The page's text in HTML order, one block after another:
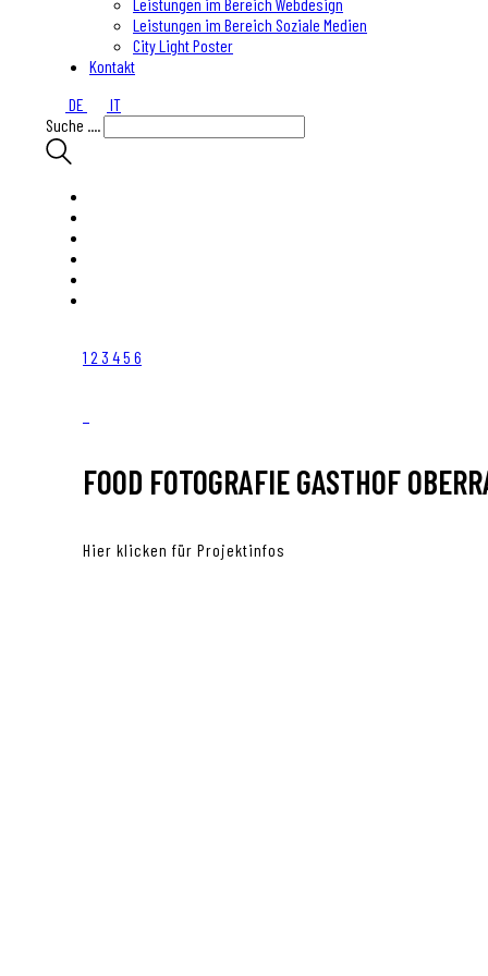
Leistungen im Bereich Soziale Medien
City Light Poster
Kontakt
DE
IT
Suche ....
1 2 3 45 6
FOOD FOTOGRAFIE GASTHOF
Hier klicken für Projektinfos